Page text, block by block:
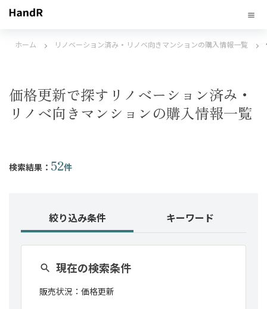
ホーム リノベーション済み・リノベ向きマンションの購入情報一覧
価格更新で探すリノベーション済み・
リノベ向きマンションの購入情報一覧
検索結果： 52件
絞り込み条件 キーワード
現在の検索条件
販売状況： 価格更新